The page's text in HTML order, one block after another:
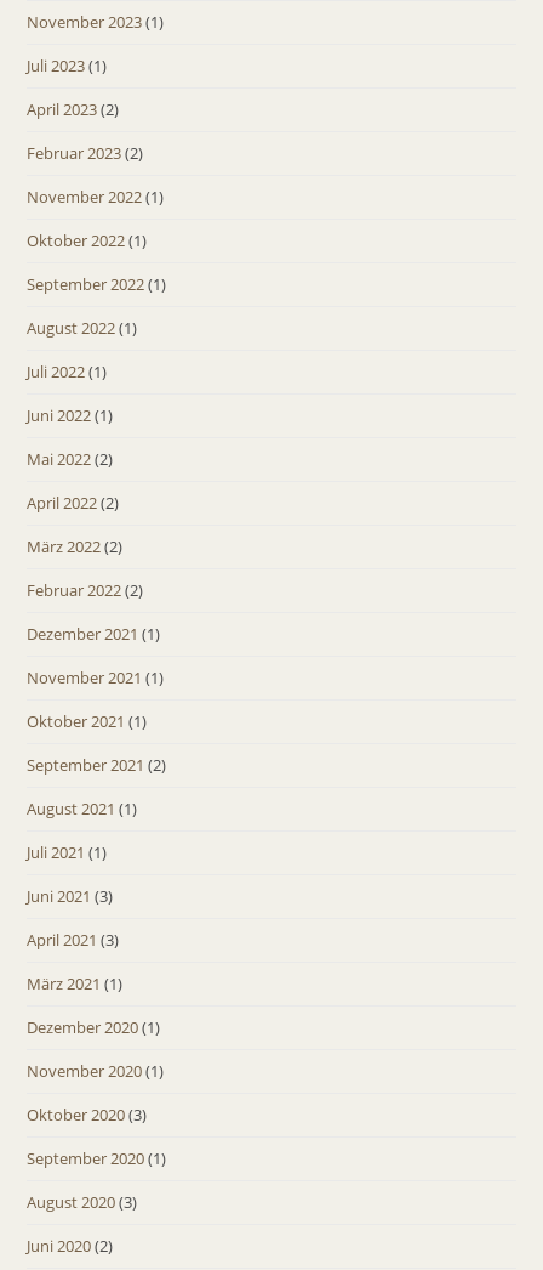
November 2023(1)
Juli 2023(1)
April 2023(2)
Februar 2023(2)
November 2022(1)
Oktober 2022(1)
September 2022(1)
August 2022(1)
Juli 2022(1)
Juni 2022(1)
Mai 2022(2)
April 2022(2)
März 2022(2)
Februar 2022(2)
Dezember 2021 (1)
November 2021 (1)
Oktober 2021 (1)
September 2021 (2)
August 2021 (1)
Juli 2021 (1)
Juni 2021 (3)
April 2021 (3)
März 2021 (1)
Dezember 2020(1)
November 2020(1)
Oktober 2020(3)
September 2020(1)
August 2020(3)
Juni 2020(2)